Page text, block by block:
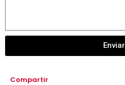
Enviar
Compartir